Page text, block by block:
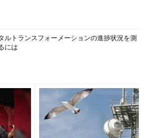
ルトランスフォーメーションの進捗状況を測
には